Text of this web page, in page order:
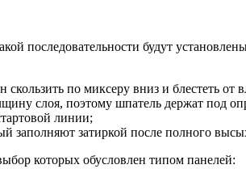
последовательности будут
по миксеру вниз и блестеть от
слоя, поэтому шпатель держат под
линии;
заполняют затиркой после полного
которых обусловлен типом панелей: